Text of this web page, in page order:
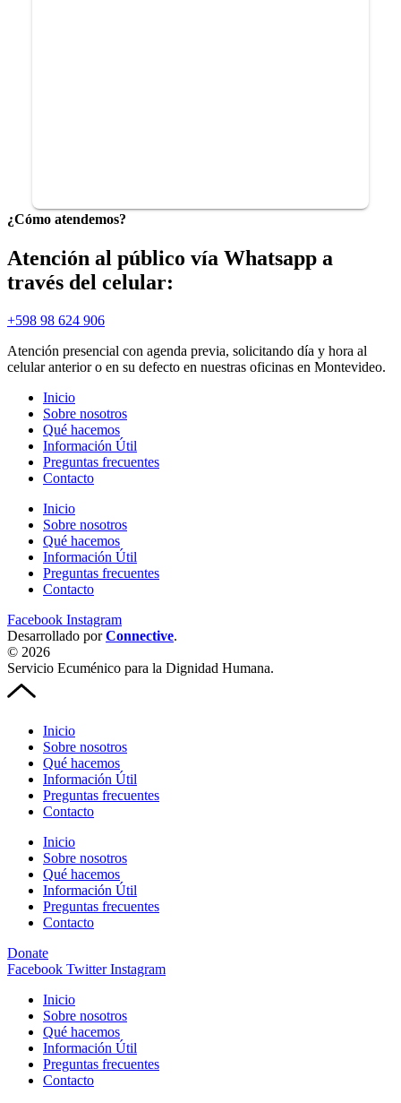
¿Cómo atendemos?
Atención al público vía Whatsapp a
través del celular:
+598 98 624 906
Atención presencial con agenda previa, solicitando día y hora al
celular anterior o en su defecto en nuestras oficinas en Montevideo.
Inicio
Sobre nosotros
Qué hacemos
Información Útil
Preguntas frecuentes
Contacto
Inicio
Sobre nosotros
Qué hacemos
Información Útil
Preguntas frecuentes
Contacto
Facebook Instagram
Desarrollado porConnective.
© 2026
Servicio Ecuménico para la Dignidad Humana.
Inicio
Sobre nosotros
Qué hacemos
Información Útil
Preguntas frecuentes
Contacto
Inicio
Sobre nosotros
Qué hacemos
Información Útil
Preguntas frecuentes
Contacto
Donate
Facebook Twitter Instagram
Inicio
Sobre nosotros
Qué hacemos
Información Útil
Preguntas frecuentes
Contacto